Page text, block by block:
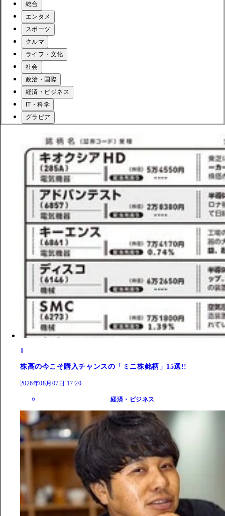
総合
エンタメ
スポーツ
クルマ
ライフ・文化
社会
政治・国際
経済・ビジネス
IT・科学
グラビア
1
株高の今こそ購入チャンスの「ミニ株銘柄」15選!!
2026年08月07日 17:20
経済・ビジネス